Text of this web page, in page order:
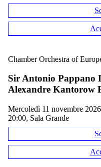
Chamber Orchestra of
Sir Antonio Pappano
Alexandre Kantorow
mercoledì 11 novembre 2026
20:00, Sala Grande